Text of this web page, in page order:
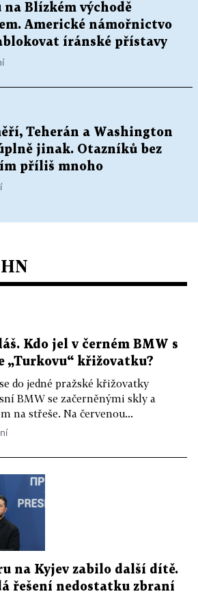
Blízkém východě
Americké námořnictvo
íránské přístavy
Teherán a Washington
jinak. Otazníků bez
příliš mnoho
Kdo jel v černém BMW s
„Turkovu“ křižovatku?
do jedné pražské křižovatky
BMW se začerněnými skly a
na střeše. Na červenou...
na Kyjev zabilo další dítě.
řešení nedostatku zbraní